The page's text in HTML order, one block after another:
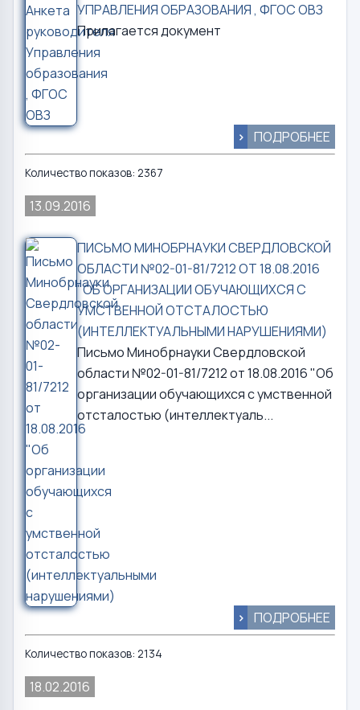
УПРАВЛЕНИЯ ОБРАЗОВАНИЯ , ФГОС ОВЗ
Прилагается документ
> ПОДРОБНЕЕ
Количество показов: 2367
13.09.2016
ПИСЬМО МИНОБРНАУКИ СВЕРДЛОВСКОЙ
ОБЛАСТИ №02-01-81/7212 ОТ 18.08.2016
"ОБ ОРГАНИЗАЦИИ ОБУЧАЮЩИХСЯ С
УМСТВЕННОЙ ОТСТАЛОСТЬЮ
(ИНТЕЛЛЕКТУАЛЬНЫМИ НАРУШЕНИЯМИ)
Письмо Минобрнауки Свердловской
области №02-01-81/7212 от 18.08.2016 "Об
организации обучающихся с умственной
отсталостью (интеллектуаль...
> ПОДРОБНЕЕ
Количество показов: 2134
18.02.2016